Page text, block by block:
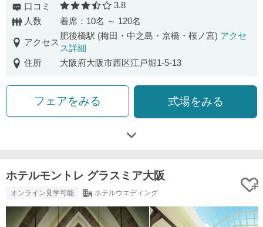
口コミ 口コミ評価
3.8
人数
着席：10名 ～ 120名
アクセス
肥後橋駅 (梅田・中之島・京橋・桜ノ宮) アクセ
ス詳細
住所
大阪府大阪市西区江戸堀1-5-13
フェアをみる 式場をみる
ホテルモントレ グラスミア大阪
オンライン見学可能 ホテルウエディング